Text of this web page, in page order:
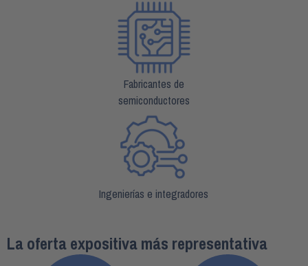
Fabricantes de
semiconductores
Ingenierías e integradores
La oferta expositiva más representativa